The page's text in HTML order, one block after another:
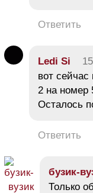
Ответить
Ledi Si
вот
2 на номер
Осталось
Ответить
бузик-
Только